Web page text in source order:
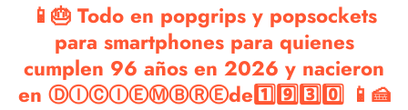
📱🎂 Todo en popgrips y popsockets
para smartphones para quienes
cumplen 96 años en 2026 y nacieron
en ⒹⒾⒸⒾⒺⓂⒷⓇⒺde1️⃣9️⃣3️⃣0️⃣ 📱🍰